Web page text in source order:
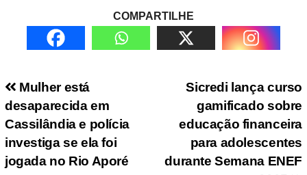
COMPARTILHE
Navegação de PostSicredi lança curso
gamificado sobre
educação financeira
para adolescentes
durante Semana ENEF
Mulher está
desaparecida em
Cassilândia e polícia
investiga se ela foi
jogada no Rio Aporé